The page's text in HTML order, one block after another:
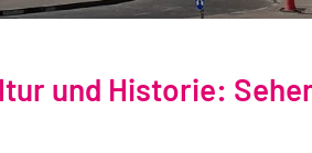
und Historie: